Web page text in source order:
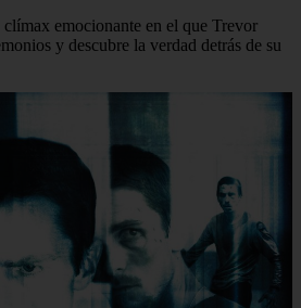
emocionante en el que Trevor
y descubre la verdad detrás de su